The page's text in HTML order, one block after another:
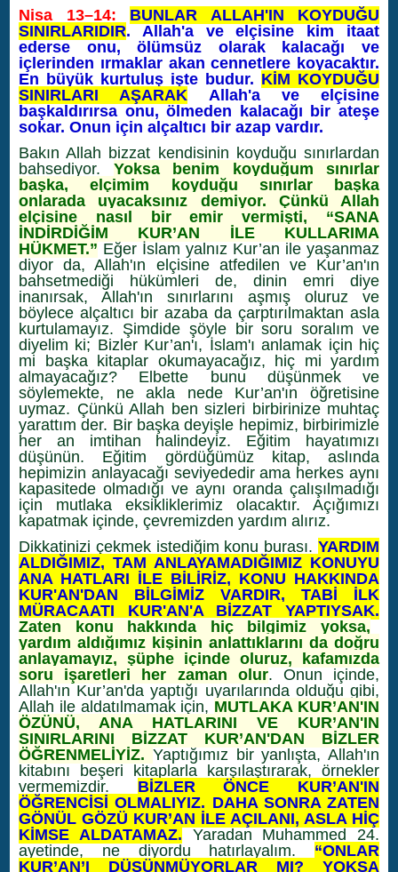
Nisa 13–14: BUNLAR ALLAH'IN KOYDUĞU
SINIRLARIDIR. Allah'a ve elçisine kim itaat
ederse onu, ölümsüz olarak kalacağı ve
içlerinden ırmaklar akan cennetlere koyacaktır.
En büyük kurtuluş işte budur. KİM KOYDUĞU
SINIRLARI AŞARAK Allah'a ve elçisine
başkaldırırsa onu, ölmeden kalacağı bir ateşe
sokar. Onun için alçaltıcı bir azap vardır.
Bakın Allah bizzat kendisinin koyduğu sınırlardan
bahsediyor. Yoksa benim koyduğum sınırlar
başka, elçimim koyduğu sınırlar başka
onlarada uyacaksınız demiyor. Çünkü Allah
elçisine nasıl bir emir vermişti, “SANA
İNDİRDİĞİM KUR’AN İLE KULLARIMA
HÜKMET.” Eğer İslam yalnız Kur’an ile yaşanmaz
diyor da, Allah'ın elçisine atfedilen ve Kur’an'ın
bahsetmediği hükümleri de, dinin emri diye
inanırsak, Allah'ın sınırlarını aşmış oluruz ve
böylece alçaltıcı bir azaba da çarptırılmaktan asla
kurtulamayız. Şimdide şöyle bir soru soralım ve
diyelim ki; Bizler Kur’an'ı, İslam'ı anlamak için hiç
mi başka kitaplar okumayacağız, hiç mi yardım
almayacağız? Elbette bunu düşünmek ve
söylemekte, ne akla nede Kur’an'ın öğretisine
uymaz. Çünkü Allah ben sizleri birbirinize muhtaç
yarattım der. Bir başka deyişle hepimiz, birbirimizle
her an imtihan halindeyiz. Eğitim hayatımızı
düşünün. Eğitim gördüğümüz kitap, aslında
hepimizin anlayacağı seviyededir ama herkes aynı
kapasitede olmadığı ve aynı oranda çalışılmadığı
için mutlaka eksikliklerimiz olacaktır. Açığımızı
kapatmak içinde, çevremizden yardım alırız.
Dikkatinizi çekmek istediğim konu burası. YARDIM
ALDIĞIMIZ, TAM ANLAYAMADIĞIMIZ KONUYU
ANA HATLARI İLE BİLİRİZ, KONU HAKKINDA
KUR'AN'DAN BİLGİMİZ VARDIR, TABİ İLK
MÜRACAATI KUR'AN'A BİZZAT YAPTIYSAK.
Zaten konu hakkında hiç bilgimiz yoksa,
yardım aldığımız kişinin anlattıklarını da doğru
anlayamayız, şüphe içinde oluruz, kafamızda
soru işaretleri her zaman olur. Onun içinde,
Allah'ın Kur’an'da yaptığı uyarılarında olduğu gibi,
Allah ile aldatılmamak için, MUTLAKA KUR’AN'IN
ÖZÜNÜ, ANA HATLARINI VE KUR’AN'IN
SINIRLARINI BİZZAT KUR’AN'DAN BİZLER
ÖĞRENMELİYİZ. Yaptığımız bir yanlışta, Allah'ın
kitabını beşeri kitaplarla karşılaştırarak, örnekler
vermemizdir. BİZLER ÖNCE KUR’AN'IN
ÖĞRENCİSİ OLMALIYIZ. DAHA SONRA ZATEN
GÖNÜL GÖZÜ KUR’AN İLE AÇILANI, ASLA HİÇ
KİMSE ALDATAMAZ. Yaradan Muhammed 24.
ayetinde, ne diyordu hatırlayalım. “ONLAR
KUR’AN’I DÜŞÜNMÜYORLAR MI? YOKSA